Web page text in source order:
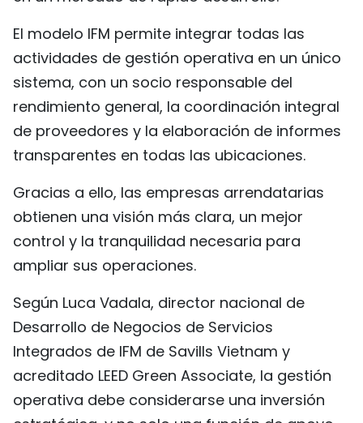
El modelo IFM permite integrar todas las
actividades de gestión operativa en un único
sistema, con un socio responsable del
rendimiento general, la coordinación integral
de proveedores y la elaboración de informes
transparentes en todas las ubicaciones.
Gracias a ello, las empresas arrendatarias
obtienen una visión más clara, un mejor
control y la tranquilidad necesaria para
ampliar sus operaciones.
Según Luca Vadala, director nacional de
Desarrollo de Negocios de Servicios
Integrados de IFM de Savills Vietnam y
acreditado LEED Green Associate, la gestión
operativa debe considerarse una inversión